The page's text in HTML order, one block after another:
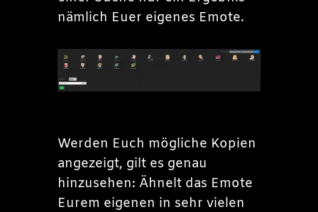
nämlich Euer eigenes Emote.
Werden Euch mögliche Kopien
angezeigt, gilt es genau
hinzusehen: Ähnelt das Emote
Eurem eigenen in sehr vielen